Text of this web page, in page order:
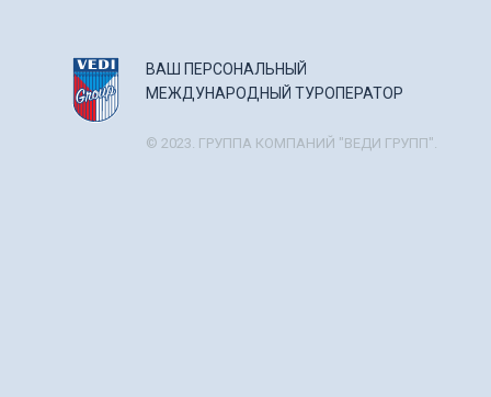
ВАШ ПЕРСОНАЛЬНЫЙ
МЕЖДУНАРОДНЫЙ ТУРОПЕРАТОР
© 2023. ГРУППА КОМПАНИЙ "ВЕДИ ГРУПП".